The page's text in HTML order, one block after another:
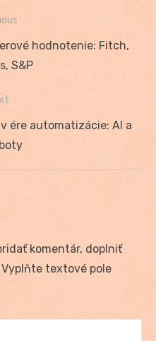
hodnotenie: Fitch,
S&P
ére automatizácie: AI a
komentár, doplniť
textové pole